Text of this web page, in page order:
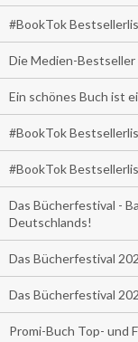
#BookTok
Die Medien-Bestseller
Ein schönes Buch ist
#BookTok
#BookTok
Das Bücherfestival -
Deutschlands!
Das Bücherfestival
Das Bücherfestival
Promi-Buch Top- und